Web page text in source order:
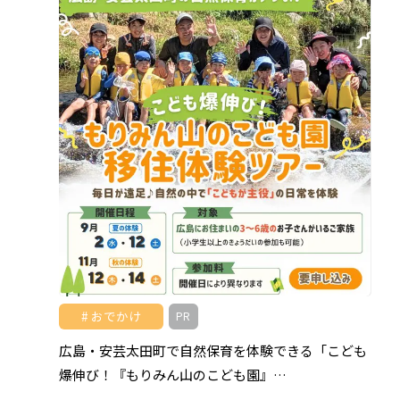
おでかけ PR
広島・安芸太田町で自然保育を体験できる「こども
爆伸び！『もりみん山のこども園』…